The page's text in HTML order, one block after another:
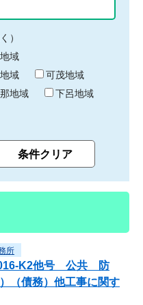
）
域
域
可茂地域
地域
下呂地域
所
K2他号 公共 防
（債務）他工事に関す